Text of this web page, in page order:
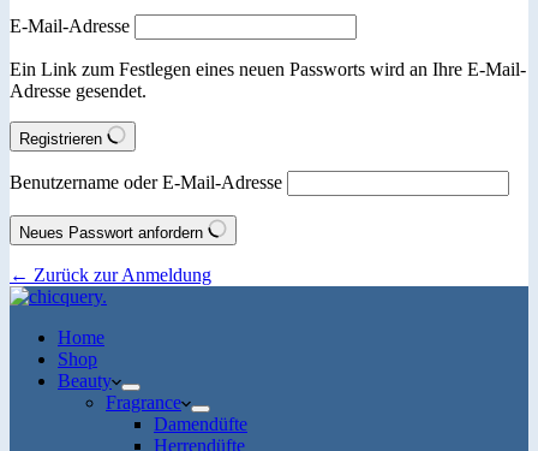
E-Mail-Adresse
Ein Link zum Festlegen eines neuen Passworts wird an Ihre E-Mail-
Adresse gesendet.
Registrieren
Benutzername oder E-Mail-Adresse
Neues Passwort anfordern
← Zurück zur Anmeldung
Home
Shop
Beauty
Fragrance
Damendüfte
Herrendüfte